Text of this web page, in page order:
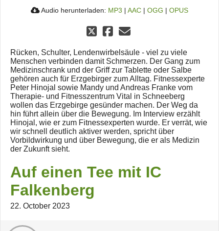
Audio herunterladen: MP3 | AAC | OGG | OPUS
Rücken, Schulter, Lendenwirbelsäule - viel zu viele
Menschen verbinden damit Schmerzen. Der Gang zum
Medizinschrank und der Griff zur Tablette oder Salbe
gehören auch für Erzgebirger zum Alltag. Fitnessexperte
Peter Hinojal sowie Mandy und Andreas Franke vom
Therapie- und Fitnesszentrum Vital in Schneeberg
wollen das Erzgebirge gesünder machen. Der Weg da
hin führt allein über die Bewegung. Im Interview erzählt
Hinojal, wie er zum Fitnessexperten wurde. Er verrät, wie
wir schnell deutlich aktiver werden, spricht über
Vorbildwirkung und über Bewegung, die er als Medizin
der Zukunft sieht.
Auf einen Tee mit IC
Falkenberg
22. October 2023